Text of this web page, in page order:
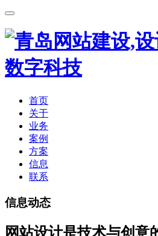
首页
关于
业务
案例
方案
信息
联系
信息动态
网站设计是技术与创意